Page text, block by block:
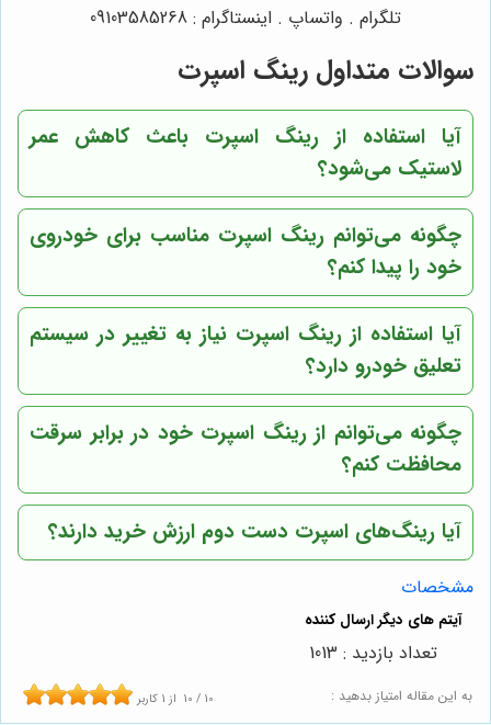
تلگرام . واتساپ . اینستاگرام : 09103585268
سوالات متداول رینگ اسپرت
آیا استفاده از رینگ اسپرت باعث کاهش عمر
لاستیک می‌شود؟
چگونه می‌توانم رینگ اسپرت مناسب برای خودروی
خود را پیدا کنم؟
آیا استفاده از رینگ اسپرت نیاز به تغییر در سیستم
تعلیق خودرو دارد؟
چگونه می‌توانم از رینگ اسپرت خود در برابر سرقت
محافظت کنم؟
آیا رینگ‌های اسپرت دست دوم ارزش خرید دارند؟
مشخصات
به این مقاله امتیاز بدهید : 10 / 10 از 1 کاربر
تعداد بازدید : 1013